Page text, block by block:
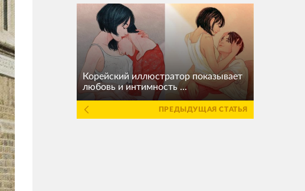
Корейский иллюстратор показывает
любовь и интимность ...
ПРЕДЫДУЩАЯ СТАТЬЯ